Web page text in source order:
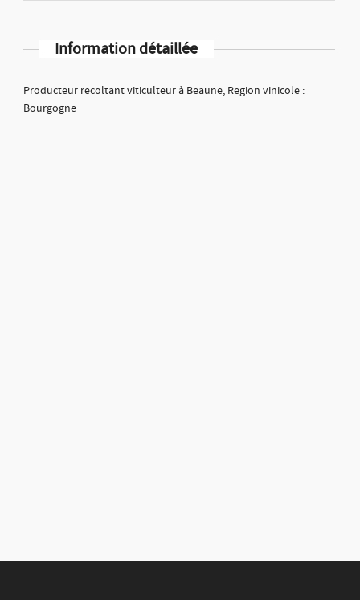
Information détaillée
Producteur recoltant viticulteur à Beaune, Region vinicole :
Bourgogne